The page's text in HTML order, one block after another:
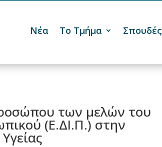
Νέα Το Τμήμα Σπουδές
των μελών του
(Ε.ΔΙ.Π.) στην